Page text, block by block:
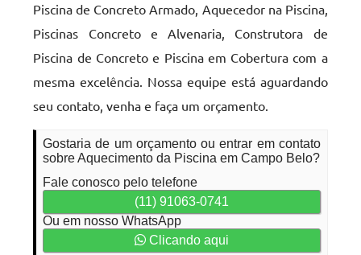
Piscina de Concreto Armado, Aquecedor na Piscina,
Piscinas Concreto e Alvenaria, Construtora de
Piscina de Concreto e Piscina em Cobertura com a
mesma excelência. Nossa equipe está aguardando
seu contato, venha e faça um orçamento.
Gostaria de um orçamento ou entrar em contato
sobre Aquecimento da Piscina em Campo Belo?
Fale conosco pelo telefone
(11) 91063-0741
Ou em nosso WhatsApp
Clicando aqui